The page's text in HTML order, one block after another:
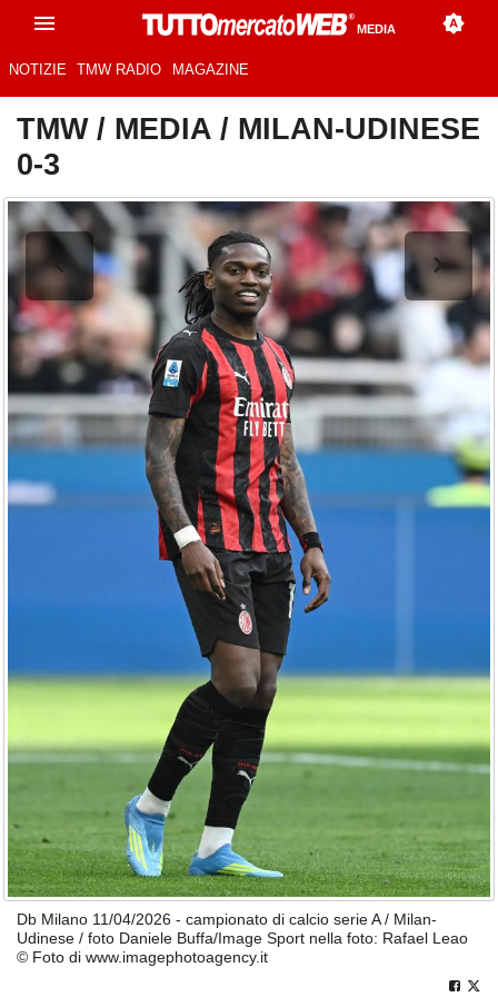
MEDIA
NOTIZIE TMW RADIO MAGAZINE
TMW/ MEDIA / MILAN-UDINESE
0-3
Db Milano 11/04/2026 - campionato di calcio serie A / Milan-
Udinese / foto Daniele Buffa/Image Sport nella foto: Rafael Leao
© Foto di www.imagephotoagency.it